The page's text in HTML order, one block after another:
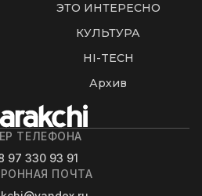
ЭТО ИНТЕРЕСНО
КУЛЬТУРА
HI-TECH
Архив
ТЕЛЕФОНА
97 330 93 91
ПОЧТА